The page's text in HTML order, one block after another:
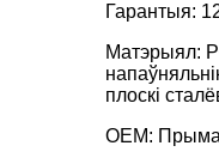
Гарантыя:
Матэрыял:
плоскі
OEM: